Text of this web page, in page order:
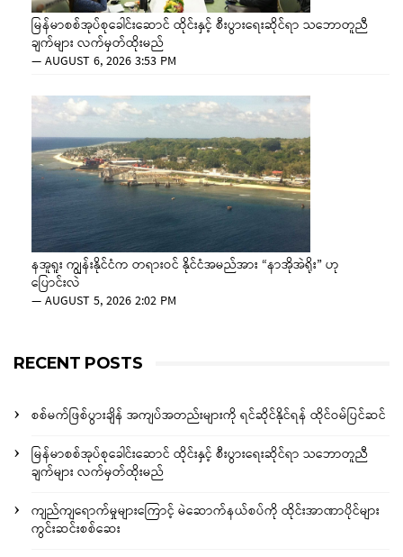
မြန်မာစစ်အုပ်စုခေါင်းဆောင် ထိုင်းနှင့် စီးပွားရေးဆိုင်ရာ သဘောတူညီ
ချက်များ လက်မှတ်ထိုးမည်
—AUGUST 6, 2026 3:53 PM
နအူရူး ကျွန်းနိုင်ငံက တရားဝင် နိုင်ငံအမည်အား “နာအိုအဲရိုး” ဟု
ပြောင်းလဲ
—AUGUST 5, 2026 2:02 PM
RECENT POSTS
စစ်မက်ဖြစ်ပွားချိန် အကျပ်အတည်းများကို ရင်ဆိုင်နိုင်ရန် ထိုင်ဝမ်ပြင်ဆင်
မြန်မာစစ်အုပ်စုခေါင်းဆောင် ထိုင်းနှင့် စီးပွားရေးဆိုင်ရာ သဘောတူညီ
ချက်များ လက်မှတ်ထိုးမည်
ကျည်ကျရောက်မှုများကြောင့် မဲဆောက်နယ်စပ်ကို ထိုင်းအာဏာပိုင်များ
ကွင်းဆင်းစစ်ဆေး